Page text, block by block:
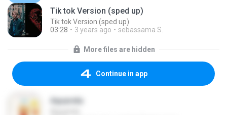
Tik tok Version (sped up)
Tik tok Version (sped up)
03:28
3 years ago sebassama S.
More files are hidden
Continue in app
Aquarela